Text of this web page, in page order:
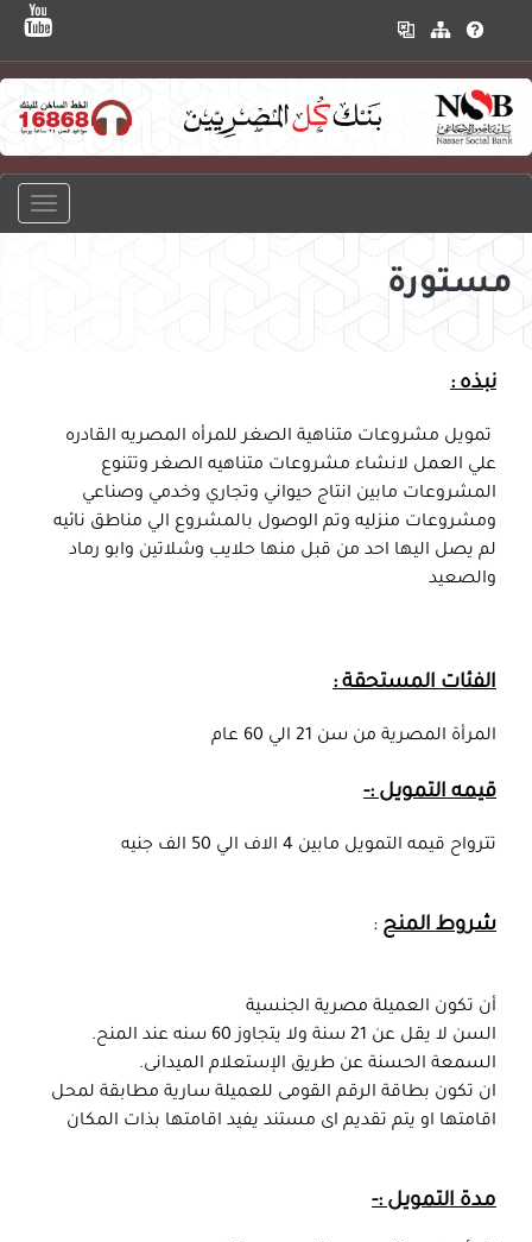
مستورة
نبذه :
تمويل مشروعات متناهية الصغر للمرأه المصريه القادره
علي العمل لانشاء مشروعات متناهيه الصغر وتتنوع
المشروعات مابين انتاج حيواني وتجاري وخدمي وصناعي
ومشروعات منزليه وتم الوصول بالمشروع الي مناطق نائيه
لم يصل اليها احد من قبل منها حلايب وشلاتين وابو رماد
والصعيد
الفئات المستحقة :
المرأة المصرية من سن 21 الي 60 عام
قيمه التمويل :-
تترواح قيمه التمويل مابين 4 الاف الي 50 الف جنيه
شروط المنح :
أن تكون العميلة مصرية الجنسية
السن لا يقل عن 21 سنة ولا يتجاوز 60 سنه عند المنح.
السمعة الحسنة عن طريق الإستعلام الميدانى.
ان تكون بطاقة الرقم القومى للعميلة سارية مطابقة لمحل
اقامتها او يتم تقديم اى مستند يفيد اقامتها بذات المكان
مدة التمويل :-